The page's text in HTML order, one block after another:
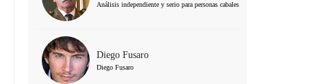
Análisis independiente y serio para personas cabales
Diego Fusaro
Diego Fusaro